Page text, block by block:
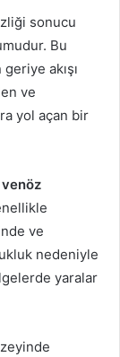
sonucu
Bu
akışı
ve
yol açan bir
venöz
ve
nedeniyle
yaralar